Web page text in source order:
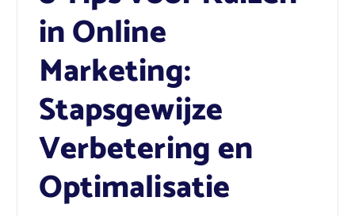
in Online
Marketing:
Stapsgewijze
Verbetering en
Optimalisatie